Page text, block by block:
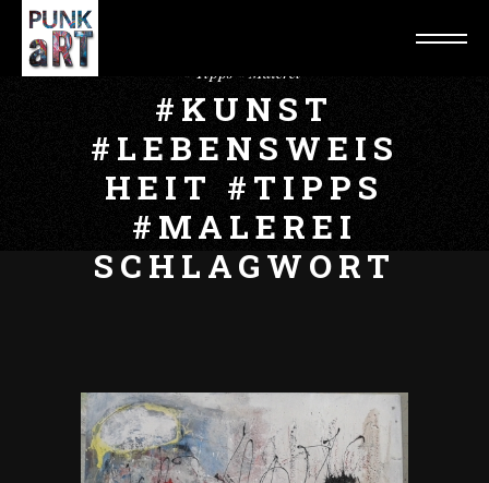
Home
#Tipps #Malerei"
#KUNST
#LEBENSWEIS
HEIT #TIPPS
#MALEREI
SCHLAGWORT